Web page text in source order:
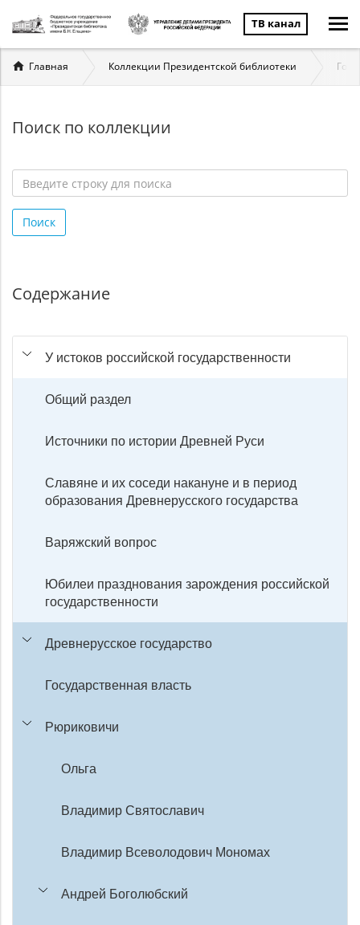
ТВ канал
Вы
здесь
Главная Коллекции Президентской библиотеки
Поиск по коллекции
строку
для
Поиск
Содержание
У истоков российской государственности
Общий раздел
Источники по истории Древней Руси
Славяне и их соседи накануне и в период
образования Древнерусского государства
Варяжский вопрос
Юбилеи празднования зарождения российской
государственности
Древнерусское государство
Государственная власть
Рюриковичи
Ольга
Владимир Святославич
Владимир Всеволодович Мономах
Андрей Боголюбский